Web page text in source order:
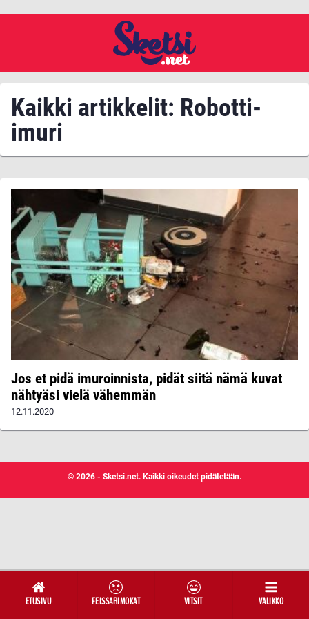
ETUSIVU FEISSARIMOKAT VITSIT VALIKKO
Kaikki artikkelit: Robotti-
imuri
Jos et pidä imuroinnista, pidät siitä nämä kuvat
nähtyäsi vielä vähemmän
12.11.2020
© 2026 - Sketsi.net. Kaikki oikeudet pidätetään.